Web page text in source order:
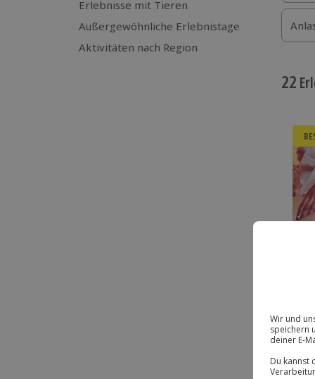
Erlebnisse mit Tieren
Außergewöhnliche Erlebnistage
Aktivitäten nach Region
22